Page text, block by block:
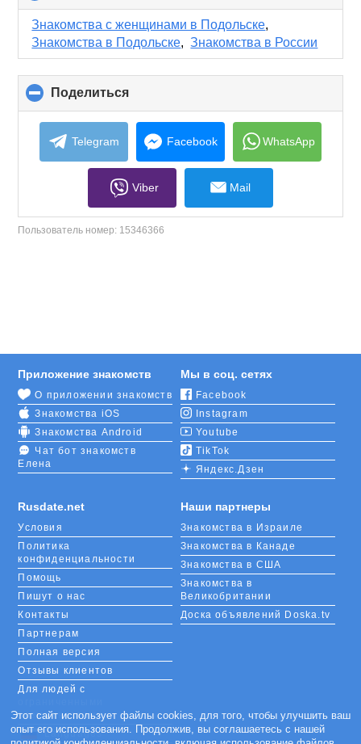
to
collapse
contents
Знакомства с женщинами в Подольске,
Знакомства в Подольске,Знакомства в России
Поделиться
to
collapse
contents
Telegram Facebook WhatsApp
Viber Mail
Пользователь номер: 15346366
Rusdate.net
Условия
Политика
конфиденциальности
Помощь
Пишут о нас
Контакты
Партнерам
Полная версия
Отзывы клиентов
Для людей с
возможностями
Languages
Приложение знакомств
О приложении знакомств
Знакомства iOS
Знакомства Android
Чат бот знакомств
Елена
Мы в соц. сетях
Facebook
Instagram
Youtube
TikTok
Яндекс.Дзен
Наши партнеры
Знакомства в Израиле
Знакомства в Канаде
Знакомства в США
Знакомства в
Великобритании
Доска объявлений Doska.tv
Этот сайт использует файлы cookies, для того, чтобы улучшить ваш
опыт его использования. Продолжив, вы соглашаетесь с нашей